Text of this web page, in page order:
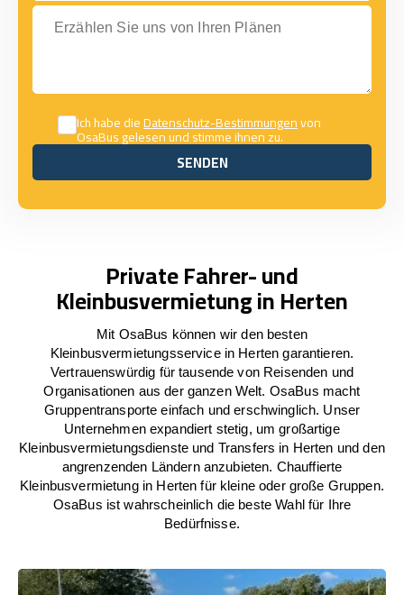
Erzählen Sie uns von Ihren Plänen
Ich habe dieDatenschutz-Bestimmungenvon
OsaBus gelesen und stimme ihnen zu.
SENDEN
SENDEN
Private Fahrer- und
Kleinbusvermietung in Herten
Mit OsaBus können wir den besten
Kleinbusvermietungsservice in Herten garantieren.
Vertrauenswürdig für tausende von Reisenden und
Organisationen aus der ganzen Welt. OsaBus macht
Gruppentransporte einfach und erschwinglich. Unser
Unternehmen expandiert stetig, um großartige
Kleinbusvermietungsdienste und Transfers in Herten und den
angrenzenden Ländern anzubieten. Chauffierte
Kleinbusvermietung in Herten für kleine oder große Gruppen.
OsaBus ist wahrscheinlich die beste Wahl für Ihre
Bedürfnisse.